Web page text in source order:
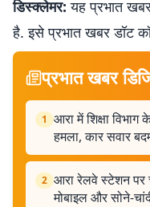
डिस्क्लेमर: यह प्रभात
है. इसे प्रभात खबर डॉट
प्रभात खबर
1 आरा में शिक्षा विभाग
हमला, कार सवार
2 आरा रेलवे स्टेशन पर
मोबाइल और सोने-